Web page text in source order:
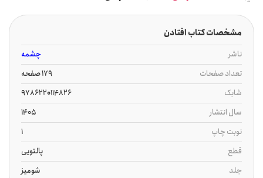
مشخصات کتاب افتادن
ناشر
چشمه
تعداد صفحات
179 صفحه
شابک
9786220114826
سال انتشار
1405
نوبت چاپ
1
قطع
پالتویی
جلد
شومیز